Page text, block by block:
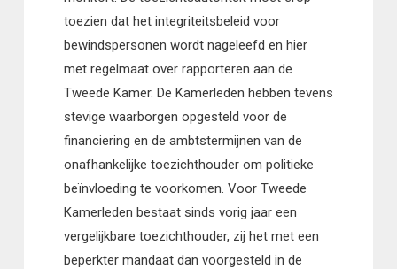
toezien dat het integriteitsbeleid voor
bewindspersonen wordt nageleefd en hier
met regelmaat over rapporteren aan de
Tweede Kamer. De Kamerleden hebben tevens
stevige waarborgen opgesteld voor de
financiering en de ambtstermijnen van de
onafhankelijke toezichthouder om politieke
beïnvloeding te voorkomen. Voor Tweede
Kamerleden bestaat sinds vorig jaar een
vergelijkbare toezichthouder, zij het met een
beperkter mandaat dan voorgesteld in de